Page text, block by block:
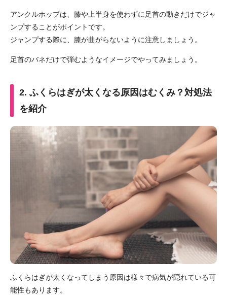
アンクルホップは、膝や上半身を使わずに足首の動きだけでジャ
ンプすることがポイントです。
ジャンプする際に、膝が曲がらないように注意しましょう。
足首のバネだけで弾むようなイメージでやってみましょう。
2. ふくらはぎが太くなる原因はむくみ？対処法
を紹介
ふくらはぎが太くなってしまう原因は様々で病気が隠れている可
能性もあります。